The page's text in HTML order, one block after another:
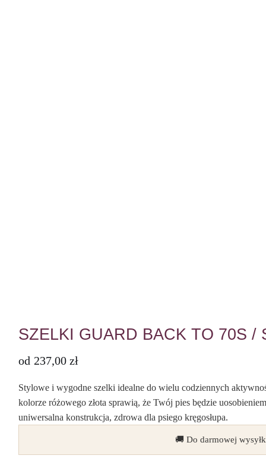
SZELKI GUARD BACK TO 70S /
od 237,00 zł
Stylowe i wygodne szelki idealne do wielu codziennych
kolorze różowego złota sprawią, że Twój pies będzie
uniwersalna konstrukcja, zdrowa dla psiego kręgosłupa.
🚚 Do darmowej